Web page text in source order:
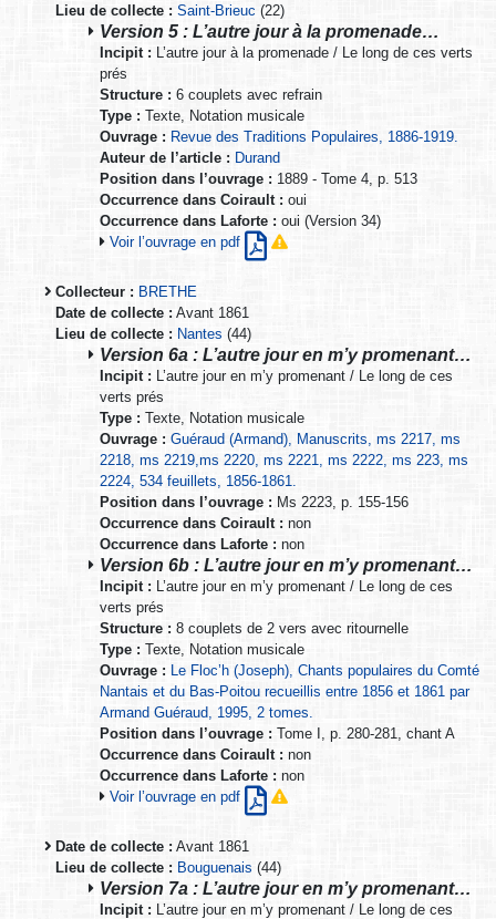
Lieu de collecte : Saint-Brieuc (22)
Version 5 : L’autre jour à la promenade…
Incipit : L’autre jour à la promenade / Le long de ces verts
prés
Structure : 6 couplets avec refrain
Type : Texte, Notation musicale
Ouvrage : Revue des Traditions Populaires, 1886-1919.
Auteur de l’article : Durand
Position dans l’ouvrage : 1889 - Tome 4, p. 513
Occurrence dans Coirault : oui
Occurrence dans Laforte : oui (Version 34)
Voir l’ouvrage en pdf
Collecteur : BRETHE
Date de collecte : Avant 1861
Lieu de collecte : Nantes (44)
Version 6a : L’autre jour en m’y promenant…
Incipit : L’autre jour en m’y promenant / Le long de ces
verts prés
Type : Texte, Notation musicale
Ouvrage : Guéraud (Armand), Manuscrits, ms 2217, ms
2218, ms 2219,ms 2220, ms 2221, ms 2222, ms 223, ms
2224, 534 feuillets, 1856-1861.
Position dans l’ouvrage : Ms 2223, p. 155-156
Occurrence dans Coirault : non
Occurrence dans Laforte : non
Version 6b : L’autre jour en m’y promenant…
Incipit : L’autre jour en m’y promenant / Le long de ces
verts prés
Structure : 8 couplets de 2 vers avec ritournelle
Type : Texte, Notation musicale
Ouvrage : Le Floc’h (Joseph), Chants populaires du Comté
Nantais et du Bas-Poitou recueillis entre 1856 et 1861 par
Armand Guéraud, 1995, 2 tomes.
Position dans l’ouvrage : Tome I, p. 280-281, chant A
Occurrence dans Coirault : non
Occurrence dans Laforte : non
Voir l’ouvrage en pdf
Date de collecte : Avant 1861
Lieu de collecte : Bouguenais (44)
Version 7a : L’autre jour en m’y promenant…
Incipit : L’autre jour en m’y promenant / Le long de ces